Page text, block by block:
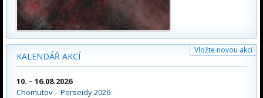
KALENDÁŘ AKCÍ
Vložte novou akci
10. – 16.08.2026
Chomutov – Perseidy 2026